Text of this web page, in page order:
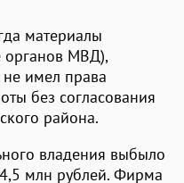
материалы
органов МВД),
не имел права
без согласования
района.
владения выбыло
млн рублей. Фирма